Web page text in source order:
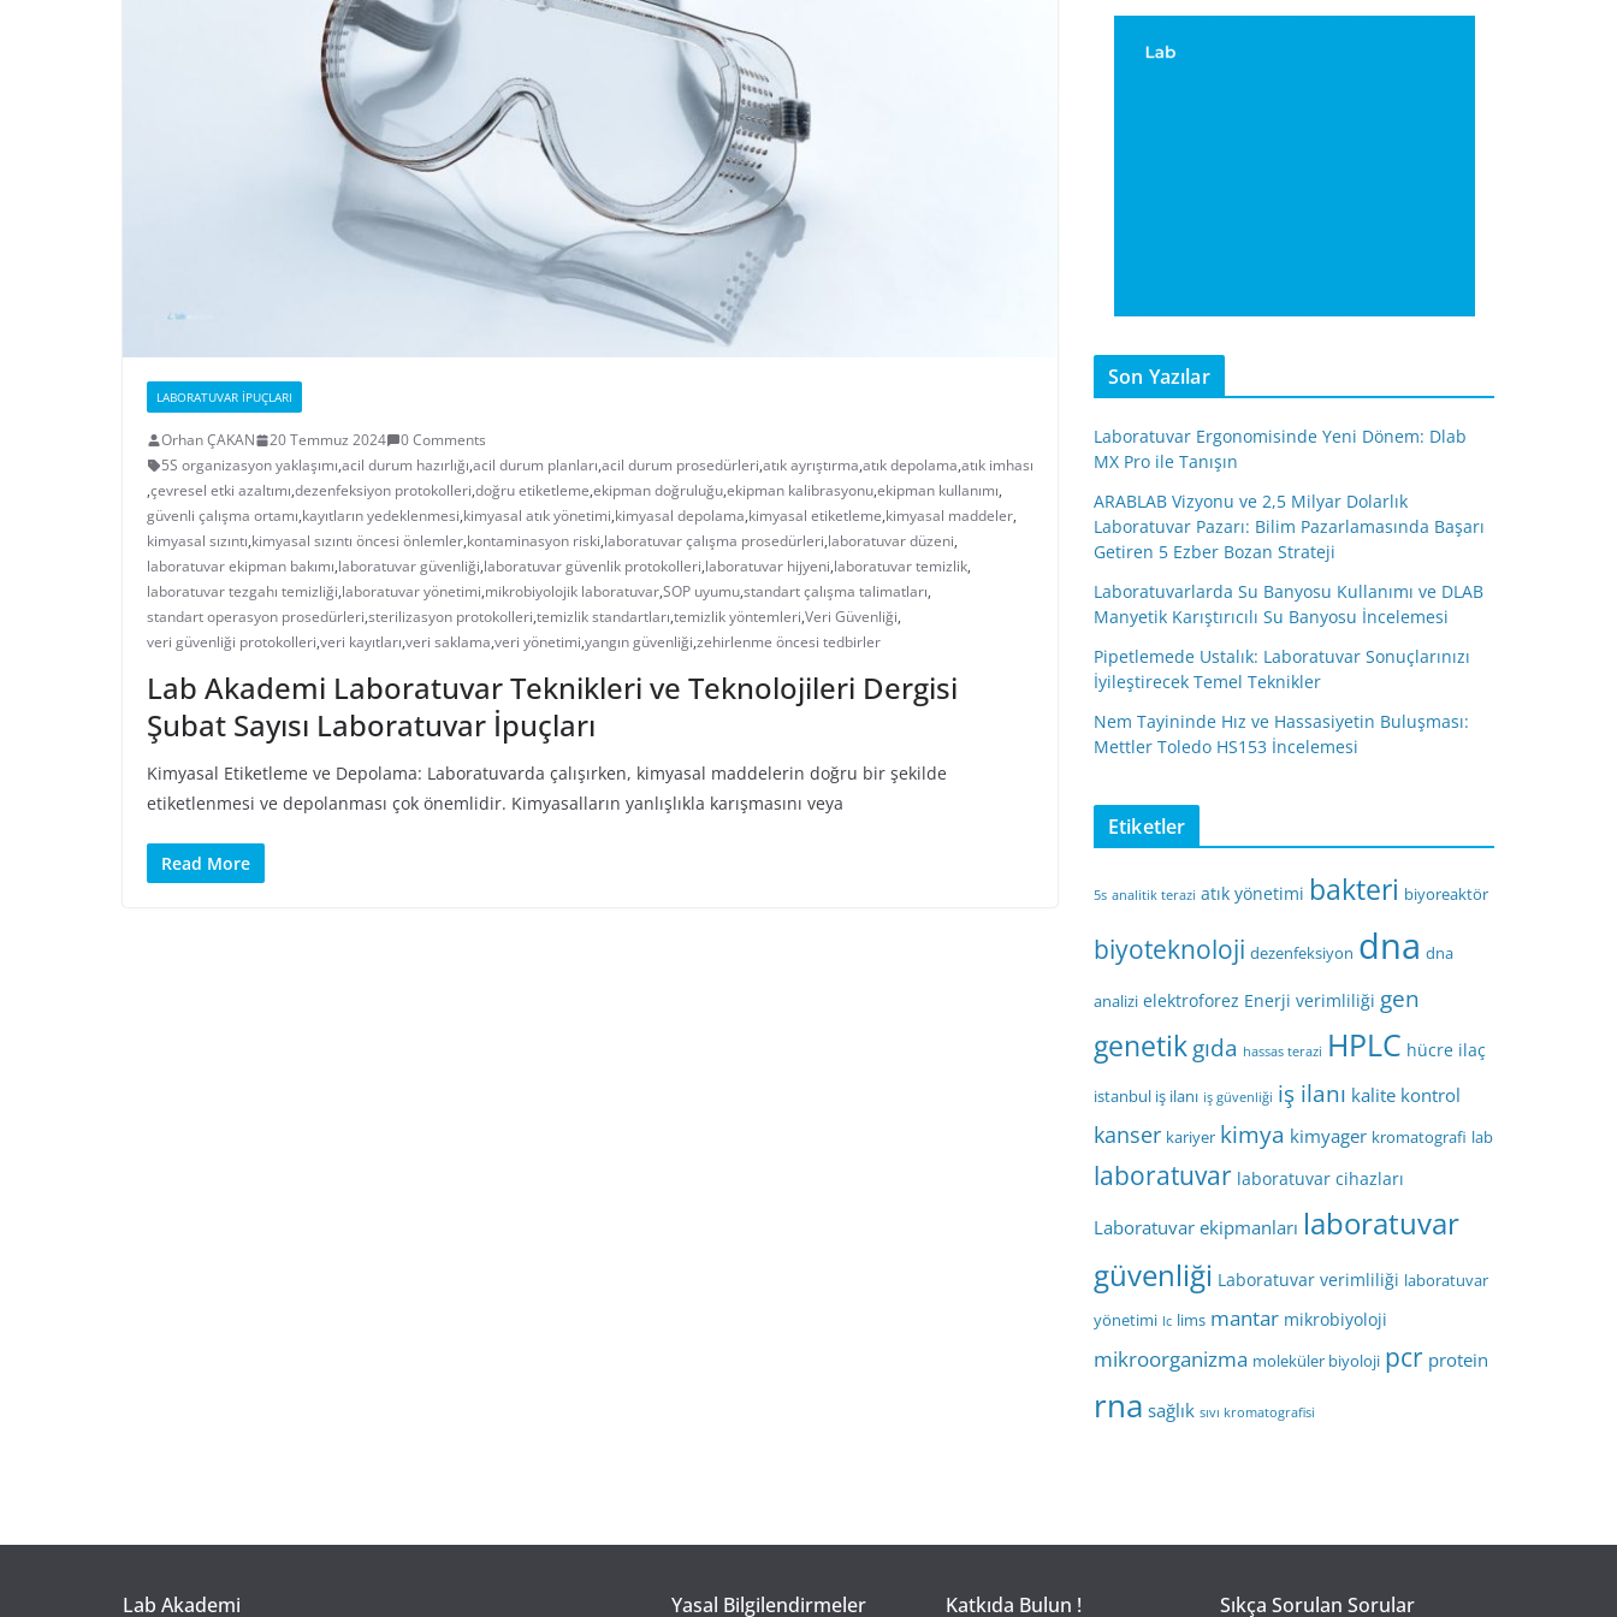
LABORATUVAR İPUÇLARI
Orhan ÇAKAN 20 Temmuz 2024
0 Comments
5S organizasyon yaklaşımı,acil durum hazırlığı,acil durum planları,acil durum prosedürleri,atık ayrıştırma,atık depolama,atık imhası
,çevresel etki azaltımı,dezenfeksiyon protokolleri,doğru etiketleme,ekipman doğruluğu,ekipman kalibrasyonu,ekipman kullanımı,
güvenli çalışma ortamı,kayıtların yedeklenmesi,kimyasal atık yönetimi,kimyasal depolama,kimyasal etiketleme,kimyasal maddeler,
kimyasal sızıntı,kimyasal sızıntı öncesi önlemler,kontaminasyon riski,laboratuvar çalışma prosedürleri,laboratuvar düzeni,
laboratuvar ekipman bakımı,laboratuvar güvenliği,laboratuvar güvenlik protokolleri,laboratuvar hijyeni,laboratuvar temizlik,
laboratuvar tezgahı temizliği,laboratuvar yönetimi,mikrobiyolojik laboratuvar,SOP uyumu,standart çalışma talimatları,
standart operasyon prosedürleri,sterilizasyon protokolleri,temizlik standartları,temizlik yöntemleri,Veri Güvenliği,
veri güvenliği protokolleri,veri kayıtları,veri saklama,veri yönetimi,yangın güvenliği,zehirlenme öncesi tedbirler
Lab Akademi Laboratuvar Teknikleri ve Teknolojileri Dergisi
Şubat Sayısı Laboratuvar İpuçları
Kimyasal Etiketleme ve Depolama: Laboratuvarda çalışırken, kimyasal maddelerin doğru bir şekilde
etiketlenmesi ve depolanması çok önemlidir. Kimyasalların yanlışlıkla karışmasını veya
Read More
Son Yazılar
Laboratuvar Ergonomisinde Yeni Dönem: Dlab
MX Pro ile Tanışın
ARABLAB Vizyonu ve 2,5 Milyar Dolarlık
Laboratuvar Pazarı: Bilim Pazarlamasında Başarı
Getiren 5 Ezber Bozan Strateji
Laboratuvarlarda Su Banyosu Kullanımı ve DLAB
Manyetik Karıştırıcılı Su Banyosu İncelemesi
Pipetlemede Ustalık: Laboratuvar Sonuçlarınızı
İyileştirecek Temel Teknikler
Nem Tayininde Hız ve Hassasiyetin Buluşması:
Mettler Toledo HS153 İncelemesi
Etiketler
5s analitik terazi atık yönetimi bakteri biyoreaktör
biyoteknoloji dezenfeksiyon dna dna
analizi elektroforez Enerji verimliliği gen
genetikgıda hassas terazi HPLC hücre ilaç
istanbul iş ilanı iş güvenliği iş ilanı kalite kontrol
kanser kariyer kimya kimyager kromatografi lab
laboratuvar laboratuvar cihazları
Laboratuvar ekipmanları laboratuvar
güvenliği Laboratuvar verimliliği laboratuvar
yönetimi lc lims mantar mikrobiyoloji
mikroorganizma moleküler biyoloji pcr protein
rna sağlık sıvı kromatografisi
Lab Akademi Yasal Bilgilendirmeler Katkıda Bulun ! Sıkça Sorulan Sorular